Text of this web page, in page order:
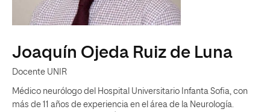
Joaquín Ojeda Ruiz de Luna
Docente UNIR
Médico neurólogo del Hospital Universitario Infanta Sofia, con
más de 11 años de experiencia en el área de la Neurología.